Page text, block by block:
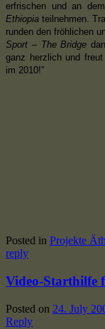
erfrischen und an
Ethiopia teilnehmen.
runden den fröhlichen
Sport – The Bridge
ganz herzlich und
im 2010!”
Posted in Projekte
reply
Video-Starthilfe
Posted on 24. July
Reply